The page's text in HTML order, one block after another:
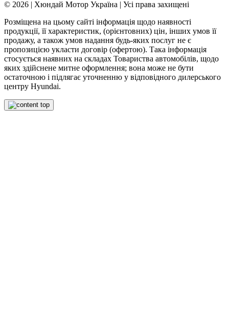
© 2026 | Хюндай Мотор Україна | Усі права захищені
Розміщена на цьому сайті інформація щодо наявності
продукції, її характеристик, (орієнтовних) цін, інших умов її
продажу, а також умов надання будь-яких послуг не є
пропозицією укласти договір (офертою). Така інформація
стосується наявних на складах Товариства автомобілів, щодо
яких здійснене митне оформлення; вона може не бути
остаточною і підлягає уточненню у відповідного дилерського
центру Hyundai.